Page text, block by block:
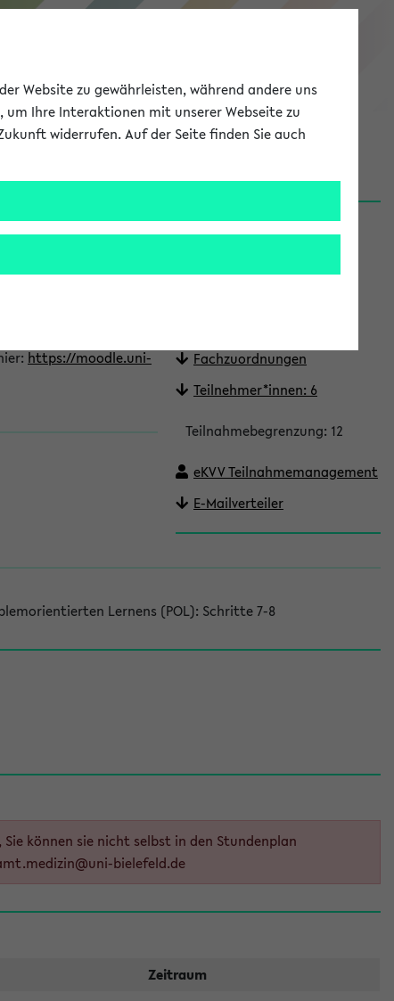
eKVV
Quicklinks
Fachzuordnungen
Teilnehmer*innen: 6
Teilnahmebegrenzung: 12
eKVV Teilnahmemanagement
E-Mailverteiler
https://moodle.uni-
Lernens (POL): Schritte 7-8
können sie nicht selbst in den Stundenplan
bielefeld.de
Zeitraum
Website zu gewährleisten, während andere uns
um Ihre Interaktionen mit unserer Webseite zu
widerrufen. Auf der Seite finden Sie auch